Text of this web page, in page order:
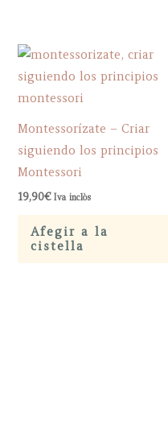
Montessorízate – Criar
siguiendo los principios
Montessori
19,90€ Iva inclòs
Afegir a la
cistella